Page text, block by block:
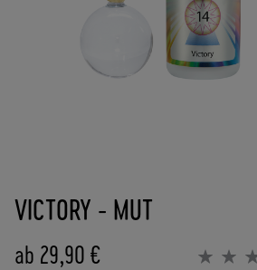
8
0
der
Bildergalerie
springen
VICTORY - MUT
ab 29,90 €
Bewertung: